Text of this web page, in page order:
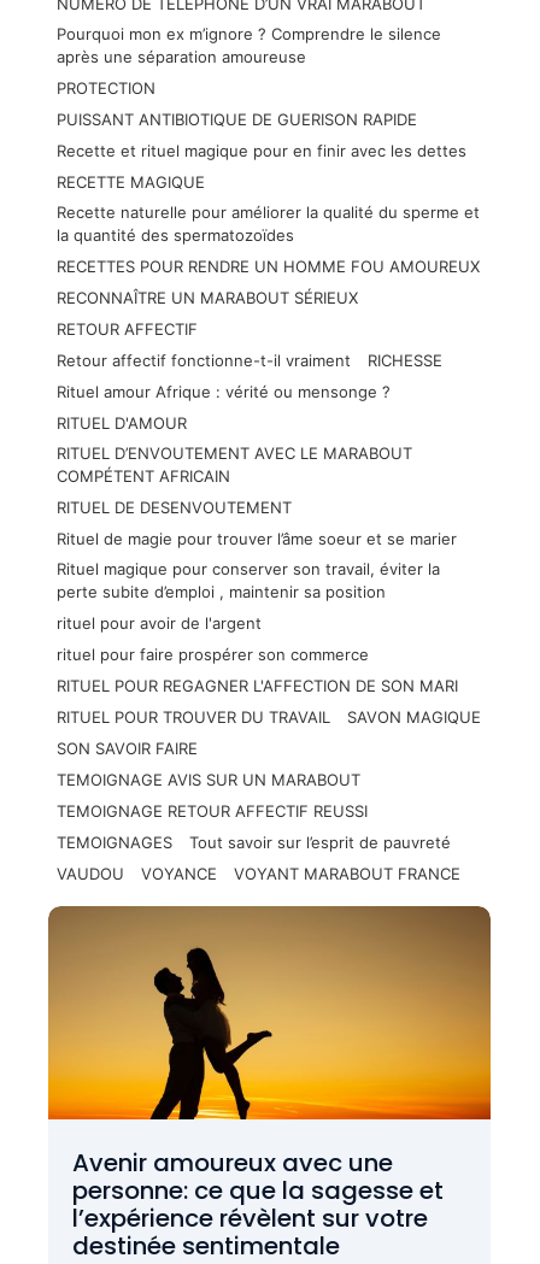
Pourquoi mon ex m’ignore ? Comprendre le silence
après une séparation amoureuse
PROTECTION
PUISSANT ANTIBIOTIQUE DE GUERISON RAPIDE
Recette et rituel magique pour en finir avec les dettes
RECETTE MAGIQUE
Recette naturelle pour améliorer la qualité du sperme et
la quantité des spermatozoïdes
RECETTES POUR RENDRE UN HOMME FOU AMOUREUX
RECONNAÎTRE UN MARABOUT SÉRIEUX
RETOUR AFFECTIF
Retour affectif fonctionne-t-il vraiment
RICHESSE
Rituel amour Afrique : vérité ou mensonge ?
RITUEL D'AMOUR
RITUEL D’ENVOUTEMENT AVEC LE MARABOUT
COMPÉTENT AFRICAIN
RITUEL DE DESENVOUTEMENT
Rituel de magie pour trouver l’âme soeur et se marier
Rituel magique pour conserver son travail, éviter la
perte subite d’emploi , maintenir sa position
rituel pour avoir de l'argent
rituel pour faire prospérer son commerce
RITUEL POUR REGAGNER L'AFFECTION DE SON MARI
RITUEL POUR TROUVER DU TRAVAIL
SAVON MAGIQUE
SON SAVOIR FAIRE
TEMOIGNAGE AVIS SUR UN MARABOUT
TEMOIGNAGE RETOUR AFFECTIF REUSSI
TEMOIGNAGES
Tout savoir sur l’esprit de pauvreté
VAUDOU
VOYANCE VOYANT MARABOUT FRANCE
Avenir amoureux avec une
personne: ce que la sagesse et
l’expérience révèlent sur votre
destinée sentimentale